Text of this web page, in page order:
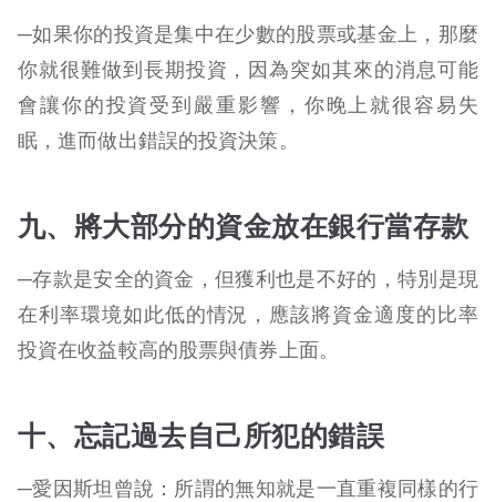
─如果你的投資是集中在少數的股票或基金上，那麼
你就很難做到長期投資，因為突如其來的消息可能
會讓你的投資受到嚴重影響，你晚上就很容易失
眠，進而做出錯誤的投資決策。
九、將大部分的資金放在銀行當存款
─存款是安全的資金，但獲利也是不好的，特別是現
在利率環境如此低的情況，應該將資金適度的比率
投資在收益較高的股票與債券上面。
十、忘記過去自己所犯的錯誤
─愛因斯坦曾說：所謂的無知就是一直重複同樣的行